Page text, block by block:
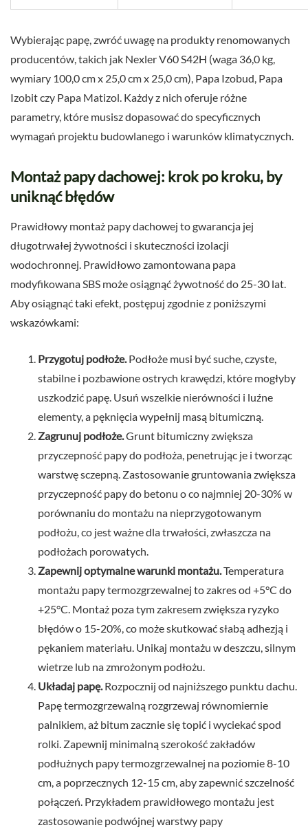
Wybierając papę, zwróć uwagę na produkty renomowanych
producentów, takich jak Nexler V60 S42H (waga 36,0 kg,
wymiary 100,0 cm x 25,0 cm x 25,0 cm), Papa Izobud, Papa
Izobit czy Papa Matizol. Każdy z nich oferuje różne
parametry, które musisz dopasować do specyficznych
wymagań projektu budowlanego i warunków klimatycznych.
Montaż papy dachowej: krok po kroku, by
uniknąć błędów
Prawidłowy montaż papy dachowej to gwarancja jej
długotrwałej żywotności i skuteczności izolacji
wodochronnej. Prawidłowo zamontowana papa
modyfikowana SBS może osiągnąć żywotność do 25-30 lat.
Aby osiągnąć taki efekt, postępuj zgodnie z poniższymi
wskazówkami:
Przygotuj podłoże.Podłoże musi być suche, czyste,
stabilne i pozbawione ostrych krawędzi, które mogłyby
uszkodzić papę. Usuń wszelkie nierówności i luźne
elementy, a pęknięcia wypełnij masą bitumiczną.
Zagrunuj podłoże.Grunt bitumiczny zwiększa
przyczepność papy do podłoża, penetrując je i tworząc
warstwę sczepną. Zastosowanie gruntowania zwiększa
przyczepność papy do betonu o co najmniej 20-30% w
porównaniu do montażu na nieprzygotowanym
podłożu, co jest ważne dla trwałości, zwłaszcza na
podłożach porowatych.
Zapewnij optymalne warunki montażu.Temperatura
montażu papy termozgrzewalnej to zakres od +5°C do
+25°C. Montaż poza tym zakresem zwiększa ryzyko
błędów o 15-20%, co może skutkować słabą adhezją i
pękaniem materiału. Unikaj montażu w deszczu, silnym
wietrze lub na zmrożonym podłożu.
Układaj papę.Rozpocznij od najniższego punktu dachu.
Papę termozgrzewalną rozgrzewaj równomiernie
palnikiem, aż bitum zacznie się topić i wyciekać spod
rolki. Zapewnij minimalną szerokość zakładów
podłużnych papy termozgrzewalnej na poziomie 8-10
cm, a poprzecznych 12-15 cm, aby zapewnić szczelność
połączeń. Przykładem prawidłowego montażu jest
zastosowanie podwójnej warstwy papy